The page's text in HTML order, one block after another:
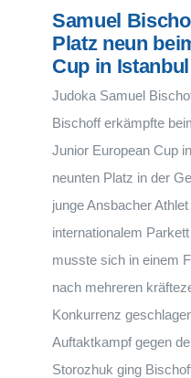
Samuel
Platz neun
Cup in Istanbul
Judoka Samuel
Bischoff erkämpfte
Junior European Cup
neunten Platz in der
junge Ansbacher
internationalem
musste sich in einem
nach mehreren
Konkurrenz
Auftaktkampf gegen
Storozhuk ging